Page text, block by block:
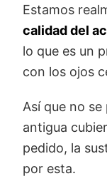
Estamos
calidad del
lo que es un
con los ojos
Así que no
antigua
pedido, la
por esta.